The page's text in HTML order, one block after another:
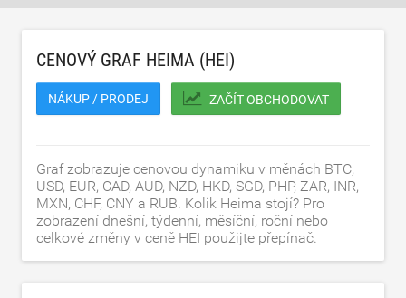
CENOVÝ GRAF HEIMA (HEI)
NÁKUP / PRODEJ ZAČÍT OBCHODOVAT
Graf zobrazuje cenovou dynamiku v měnách BTC,
USD, EUR, CAD, AUD, NZD, HKD, SGD, PHP, ZAR, INR,
MXN, CHF, CNY a RUB. Kolik Heima stojí? Pro
zobrazení dnešní, týdenní, měsíční, roční nebo
celkové změny v ceně HEI použijte přepínač.